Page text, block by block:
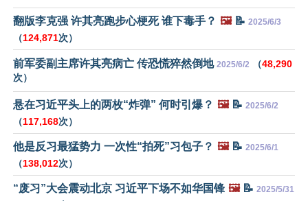
翻版李克强 许其亮跑步心梗死 谁下毒手？ 🖼️📝 2025/6/3
（124,871次）
前军委副主席许其亮病亡 传恐慌猝然倒地 2025/6/2 （48,290
次）
悬在习近平头上的两枚“炸弹” 何时引爆？ 🖼️📝 2025/6/2
（117,168次）
他是反习最猛势力 一次性“拍死”习包子？ 🖼️📝 2025/6/1
（138,012次）
“废习”大会震动北京 习近平下场不如华国锋 🖼️📝 2025/5/31